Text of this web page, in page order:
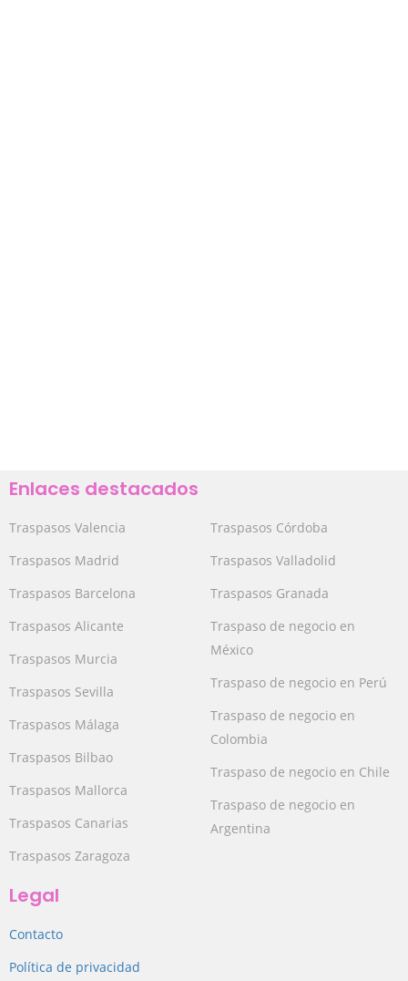
Enlaces destacados
Traspasos Valencia
Traspasos Madrid
Traspasos Barcelona
Traspasos Alicante
Traspasos Murcia
Traspasos Sevilla
Traspasos Málaga
Traspasos Bilbao
Traspasos Mallorca
Traspasos Canarias
Traspasos Zaragoza
Traspasos Córdoba
Traspasos Valladolid
Traspasos Granada
Traspaso de negocio en
México
Traspaso de negocio en Perú
Traspaso de negocio en
Colombia
Traspaso de negocio en Chile
Traspaso de negocio en
Argentina
Legal
Contacto
Política de privacidad